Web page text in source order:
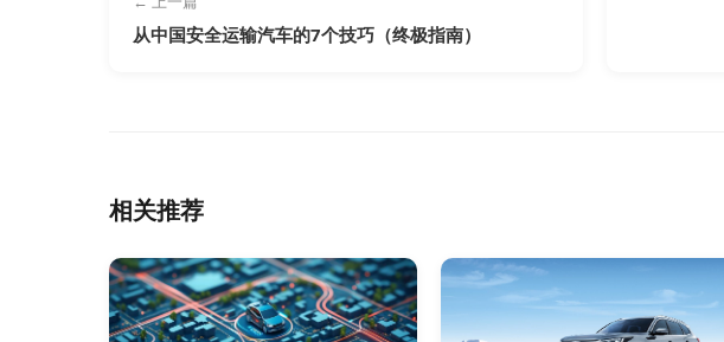
从中国安全运输汽车的7个技巧（终极指南）
相关推荐